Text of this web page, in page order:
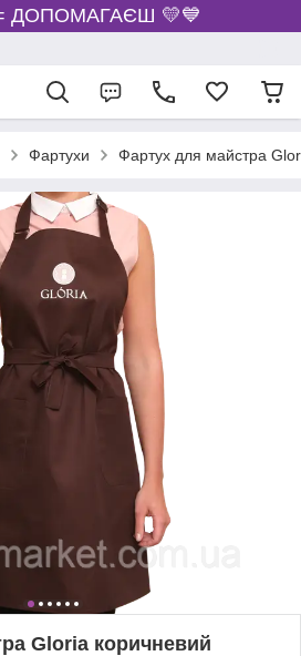
ДОПОМАГАЄШ 💛💙
Фартухи Фартух для майстра
Gloria коричневий